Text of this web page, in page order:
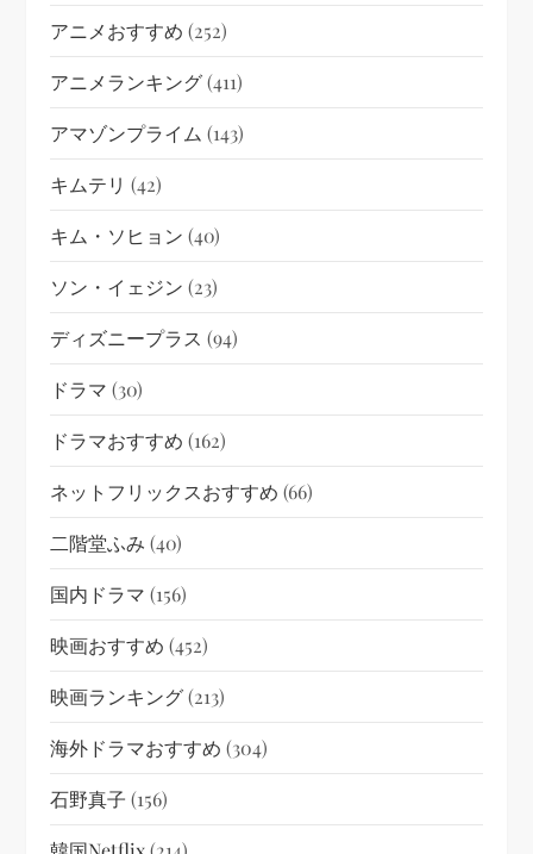
アニメおすすめ (252)
アニメランキング(411)
アマゾンプライム (143)
キムテリ (42)
キム・ソヒョン (40)
ソン・イェジン (23)
ディズニープラス (94)
ドラマ (30)
ドラマおすすめ (162)
ネットフリックスおすすめ (66)
二階堂ふみ (40)
国内ドラマ (156)
映画おすすめ (452)
映画ランキング(213)
海外ドラマおすすめ (304)
石野真子 (156)